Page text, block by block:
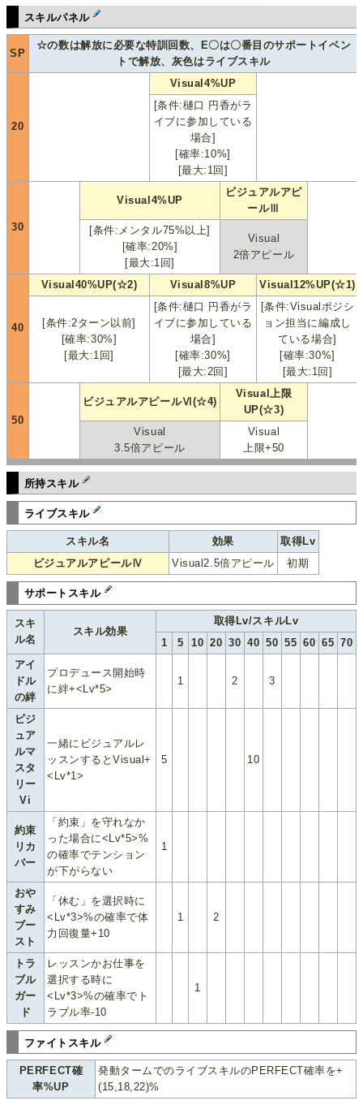
スキルパネル
SP
☆の数は解放に必要な特訓回数、E〇は〇番目のサポートイベン
トで解放、灰色はライブスキル
20
Visual4%UP
[条件:樋口 円香がラ
イブに参加している
場合]
[確率:10%]
[最大:1回]
30
Visual4%UP
ビジュアルアピ
ールⅢ
[条件:メンタル75%以上]
[確率:20%]
[最大:1回]
Visual
2倍アピール
40
Visual40%UP(☆2) Visual8%UP Visual12%UP(☆1)
[条件:2ターン以前]
[確率:30%]
[最大:1回]
[条件:樋口 円香がラ
イブに参加している
場合]
[確率:30%]
[最大:2回]
[条件:Visualポジシ
ョン担当に編成し
ている場合]
[確率:30%]
[最大:1回]
50
ビジュアルアピールⅥ(☆4)
Visual上限
UP(☆3)
Visual
3.5倍アピール
Visual
上限+50
所持スキル
ライブスキル
スキル名 効果
取得Lv
ビジュアルアピールⅣ
Visual2.5倍アピール 初期
サポートスキル
スキ
ル名
スキル効果
取得Lv/スキルLv
1
5 10 20 30 40 50 55 60 65 70
アイ
ドル
の絆
プロデュース開始時
に絆+<Lv*5>
1 2 3
ビジ
ュア
ルマ
スタ
リー
Vi
一緒にビジュアルレ
ッスンするとVisual+
<Lv*1>
5 10
約束
リカ
バー
「約束」を守れなか
った場合に<Lv*5>%
の確率でテンション
が下がらない
1
おや
すみ
ブー
スト
「休む」を選択時に
<Lv*3>%の確率で体
力回復量+10
1 2
トラ
ブル
ガー
ド
レッスンかお仕事を
選択する時に
<Lv*3>%の確率でト
ラブル率-10
1
ファイトスキル
PERFECT確
率%UP
発動タームでのライブスキルのPERFECT確率を+
(15,18,22)%